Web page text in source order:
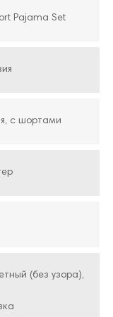
Pajama Set
с шортами
(без узора),